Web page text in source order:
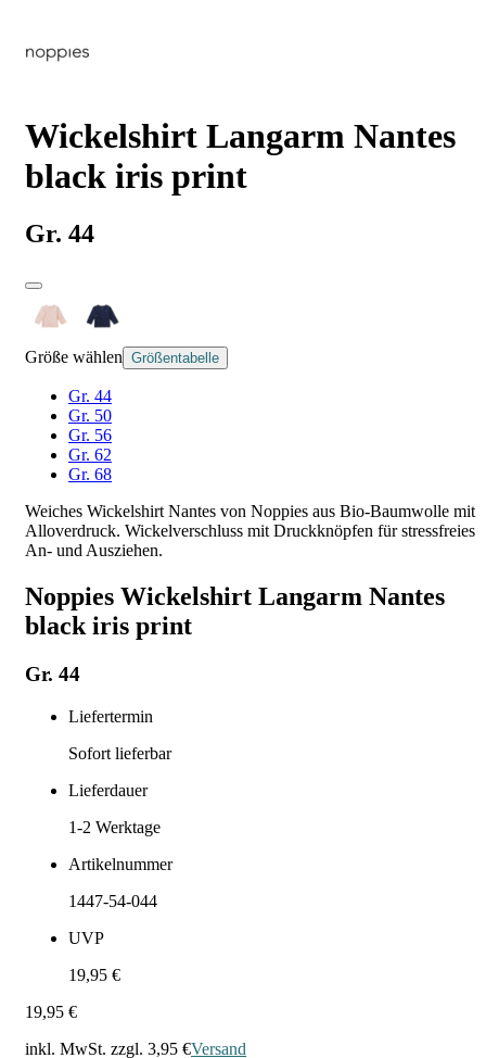
Wickelshirt Langarm Nantes
black iris print
Gr. 44
Größe wählen Größentabelle
Gr. 44
Gr. 50
Gr. 56
Gr. 62
Gr. 68
Weiches Wickelshirt Nantes von Noppies aus Bio-Baumwolle mit
Alloverdruck. Wickelverschluss mit Druckknöpfen für stressfreies
An- und Ausziehen.
Noppies Wickelshirt Langarm Nantes
black iris print
Gr. 44
Liefertermin
Sofort lieferbar
Lieferdauer
1-2 Werktage
Artikelnummer
1447-54-044
UVP
19,95 €
19,95 €
inkl. MwSt. zzgl. 3,95 €Versand